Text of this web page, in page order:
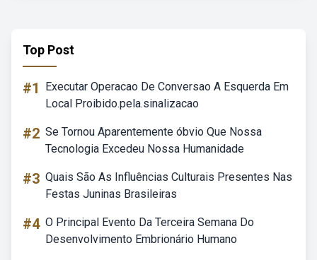
Top Post
#1
Executar Operacao De Conversao A Esquerda Em
Local Proibido.pela.sinalizacao
#2 Se Tornou Aparentemente óbvio Que Nossa
Tecnologia Excedeu Nossa Humanidade
#3 Quais São As Influências Culturais Presentes Nas
Festas Juninas Brasileiras
#4 O Principal Evento Da Terceira Semana Do
Desenvolvimento Embrionário Humano